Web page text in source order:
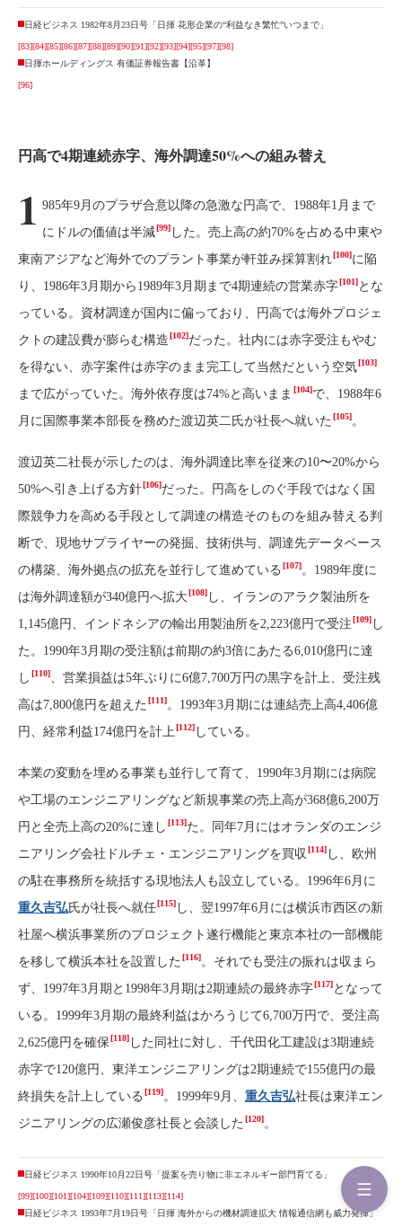
日経ビジネス 1982年8月23日号「日揮 花形企業の“利益なき繁忙”いつまで」
[83][84][85][86][87][88][89][90][91][92][93][94][95][97][98]
日揮ホールディングス 有価証券報告書【沿革】
[96]
円高で4期連続赤字、海外調達50%への組み替え
1 985年9月のプラザ合意以降の急激な円高で、1988年1月まで
にドルの価値は半減[99] した。売上高の約70%を占める中東や
東南アジアなど海外でのプラント事業が軒並み採算割れ[100]に陥
り、1986年3月期から1989年3月期まで4期連続の営業赤字[101]とな
っている。資材調達が国内に偏っており、円高では海外プロジェ
クトの建設費が膨らむ構造[102]だった。社内には赤字受注もやむ
を得ない、赤字案件は赤字のまま完工して当然だという空気[103]
まで広がっていた。海外依存度は74%と高いまま [104]で、1988年6
月に国際事業本部長を務めた渡辺英二氏が社長へ就いた [105]。
渡辺英二社長が示したのは、海外調達比率を従来の10〜20%から
50%へ引き上げる方針[106]だった。円高をしのぐ手段ではなく国
際競争力を高める手段として調達の構造そのものを組み替える判
断で、現地サプライヤーの発掘、技術供与、調達先データベース
の構築、海外拠点の拡充を並行して進めている [107]。1989年度に
は海外調達額が340億円へ拡大[108] し、イランのアラク製油所を
1,145億円、インドネシアの輸出用製油所を2,223億円で受注[109] し
た。1990年3月期の受注額は前期の約3倍にあたる6,010億円に達
し [110]
、営業損益は5年ぶりに6億7,700万円の黒字を計上、受注残
高は7,800億円を超えた [111]。1993年3月期には連結売上高4,406億
円、経常利益174億円を計上 [112] している。
本業の変動を埋める事業も並行して育て、1990年3月期には病院
や工場のエンジニアリングなど新規事業の売上高が368億6,200万
円と全売上高の20%に達し [113]た。同年7月にはオランダのエンジ
ニアリング会社ドルチェ・エンジニアリングを買収 [114] し、欧州
の駐在事務所を統括する現地法人も設立している。1996年6月に
重久吉弘氏が社長へ就任[115] し、翌1997年6月には横浜市西区の新
社屋へ横浜事業所のプロジェクト遂行機能と東京本社の一部機能
を移して横浜本社を設置した [116]。それでも受注の振れは収まら
ず、1997年3月期と1998年3月期は2期連続の最終赤字[117]となって
いる。1999年3月期の最終利益はかろうじて6,700万円で、受注高
2,625億円を確保[118] した同社に対し、千代田化工建設は3期連続
赤字で120億円、東洋エンジニアリングは2期連続で155億円の最
終損失を計上している [119]。1999年9月、 重久吉弘社長は東洋エン
ジニアリングの広瀬俊彦社長と会談した [120]。
日経ビジネス 1990年10月22日号「提案を売り物に非エネルギー部門育てる」
[99][100][101][104][109][110][111][113][114]
日経ビジネス 1993年7月19日号「日揮 海外からの機材調達拡大 情報通信網も威力発揮」